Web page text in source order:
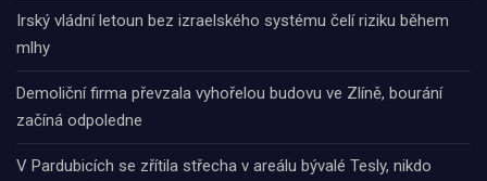
Irský vládní letoun bez izraelského systému čelí riziku během
mlhy
Demoliční firma převzala vyhořelou budovu ve Zlíně, bourání
začíná odpoledne
V Pardubicích se zřítila střecha v areálu bývalé Tesly, nikdo